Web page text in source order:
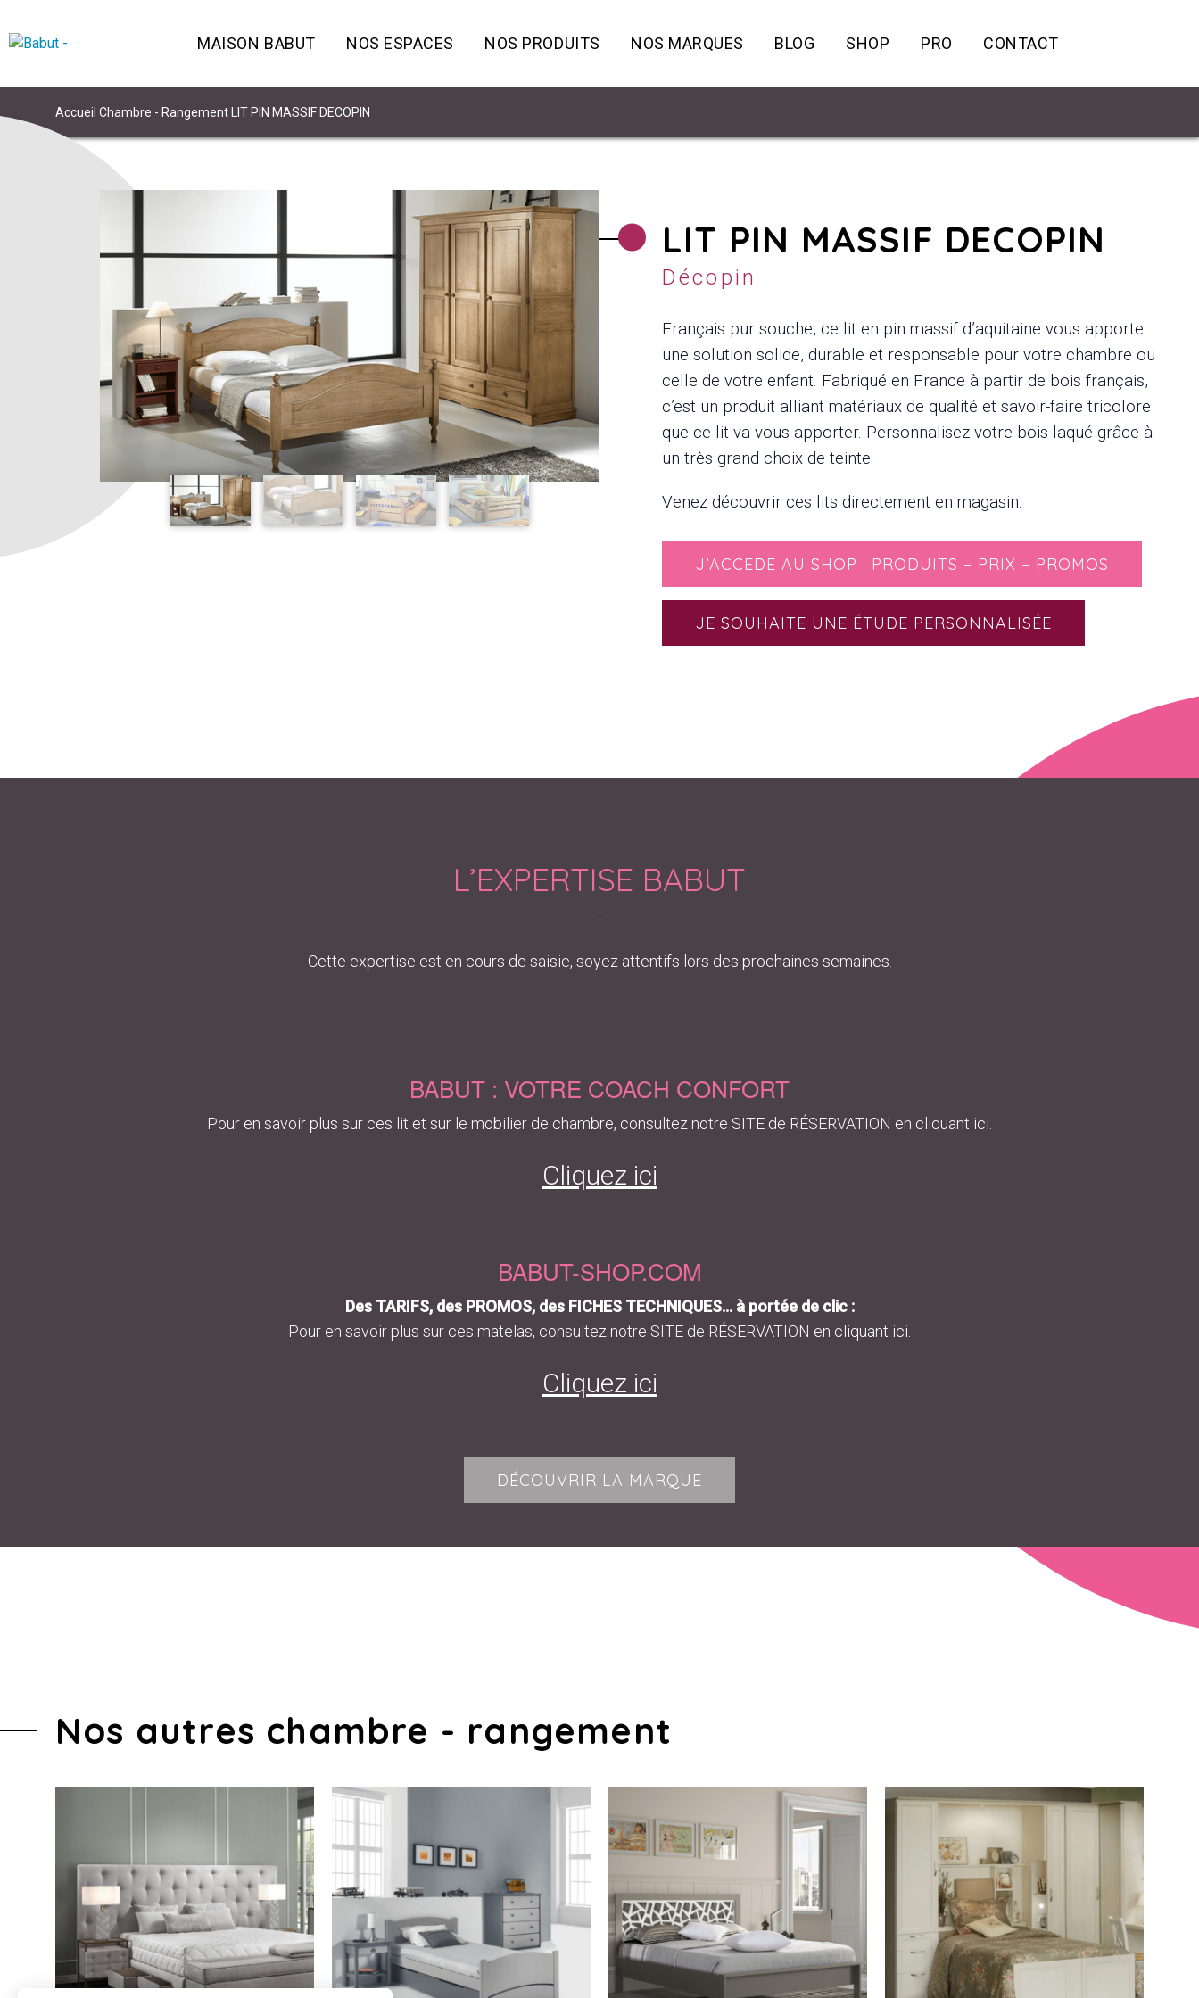
MAISON BABUT NOS ESPACES NOS PRODUITS NOS MARQUES BLOG SHOP PRO CONTACT
Accueil Chambre - Rangement LIT PIN MASSIF DECOPIN
LIT PIN MASSIF DECOPIN
Décopin
Français pur souche, ce lit en pin massif d’aquitaine vous apporte
une solution solide, durable et responsable pour votre chambre ou
celle de votre enfant. Fabriqué en France à partir de bois français,
c’est un produit alliant matériaux de qualité et savoir-faire tricolore
que ce lit va vous apporter. Personnalisez votre bois laqué grâce à
un très grand choix de teinte.
Venez découvrir ces lits directement en magasin.
J’ACCEDE AU SHOP : PRODUITS – PRIX – PROMOS
JE SOUHAITE UNE ÉTUDE PERSONNALISÉE
L’EXPERTISE BABUT
Cette expertise est en cours de saisie, soyez attentifs lors des prochaines semaines.
BABUT : VOTRE COACH CONFORT
Pour en savoir plus sur ces lit et sur le mobilier de chambre, consultez notre SITE de RÉSERVATION en cliquant ici.
Cliquez ici
BABUT-SHOP.COM
Des TARIFS, des PROMOS, des FICHES TECHNIQUES… à portée de clic :
Pour en savoir plus sur ces matelas, consultez notre SITE de RÉSERVATION en cliquant ici.
Cliquez ici
DÉCOUVRIR LA MARQUE
Nos autres chambre - rangement
SOMMIER COFFRE
/ TIROIR
COLUNEX
VOIR LE PRODUIT
LIT TIROIR
DECOPIN
VOIR LE PRODUIT
LIT MÉTAL
RÉSISTUB
VOIR LE PRODUIT
LIT RABATTABLE
VERTICAL
ARLITEC
VOIR LE PRODUIT